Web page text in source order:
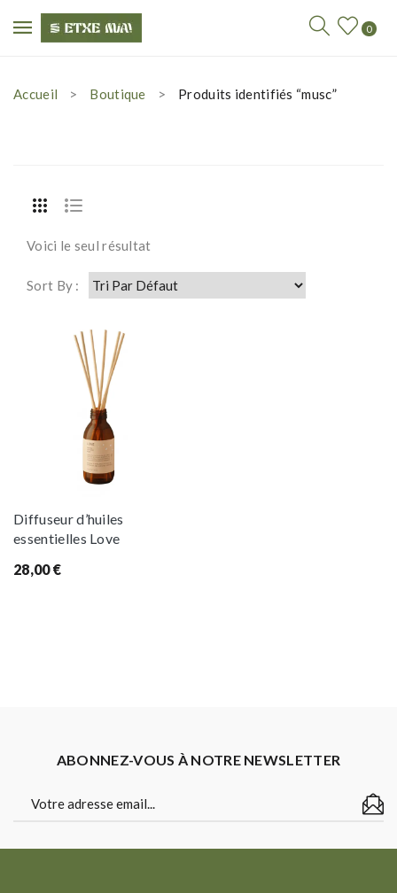
0
Accueil Boutique Produits identifiés “musc”
Voici le seul résultat
Sort By :
Diffuseur d’huiles
essentielles Love
28,00€
ABONNEZ-VOUS À NOTRE NEWSLETTER